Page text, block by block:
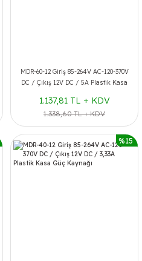
MDR-60-12 Giriş 85-264V AC-120-370V
DC / Çıkış 12V DC / 5A Plastik Kasa
1.137,81 TL + KDV
1.338,60 TL + KDV
%15